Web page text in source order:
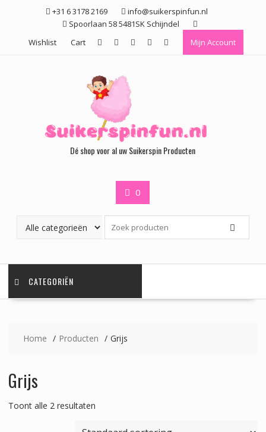
+31 6 3178 2169
info@suikerspinfun.nl
Spoorlaan 58 5481SK Schijndel
Wishlist
Cart Mijn Account
Dé shop voor al uw Suikerspin Producten
0
CATEGORIËN
Home Producten Grijs
Grijs
Toont alle 2 resultaten